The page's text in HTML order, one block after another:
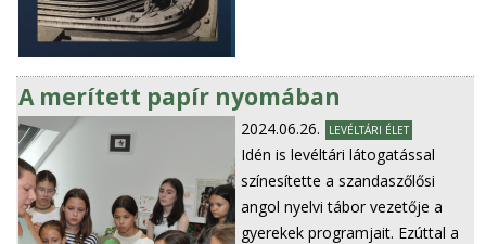
A merített papír nyomában
2024.06.26. LEVÉLTÁRI ÉLET
Idén is levéltári látogatással
színesítette a szandaszőlősi
angol nyelvi tábor vezetője a
gyerekek programjait. Ezúttal a